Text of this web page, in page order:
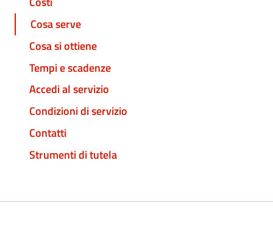
Cosa serve
Cosa si ottiene
Tempi e scadenze
Accedi al servizio
Condizioni di servizio
Contatti
Strumenti di tutela